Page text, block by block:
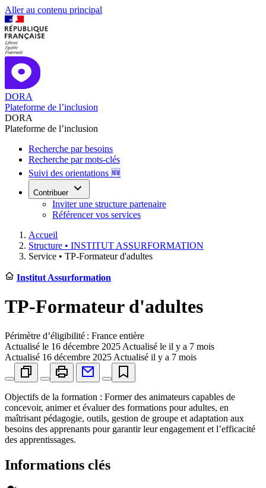
Aller au contenu principal
DORA
Plateforme de l’inclusion
DORA
Plateforme de l’inclusion
Recherche par besoins
Recherche par mots-clés
Suivi des orientations 🆕
Contribuer
Inviter une structure partenaire
Référencer vos services
Accueil
Structure • INSTITUT ASSURFORMATION
Service • TP-Formateur d'adultes
Institut Assurformation
TP-Formateur d'adultes
Périmètre d’éligibilité : France entière
Actualisé le 16 décembre 2025 Actualisé le il y a 7 mois
Actualisé 16 décembre 2025 Actualisé il y a 7 mois
Objectifs de la formation : Former des animateurs capables de
concevoir, animer et évaluer des formations pour adultes, en
maîtrisant pédagogie, outils, gestion de groupe et adaptation aux
besoins des apprenants pour garantir leur engagement et l’efficacité
des apprentissages.
Informations clés